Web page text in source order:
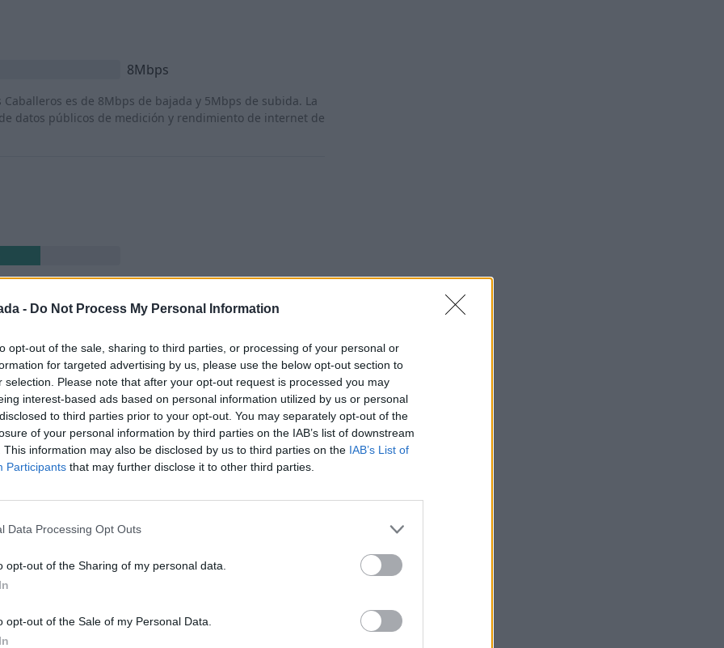
- Do Not Process My Personal Information
opt-out of the sale, sharing to third parties, or processing of your personal or
for targeted advertising by us, please use the below opt-out section to
selection. Please note that after your opt-out request is processed you may
interest-based ads based on personal information utilized by us or personal
to third parties prior to your opt-out. You may separately opt-out of the
of your personal information by third parties on the IAB’s list of downstream
This information may also be disclosed by us to third parties on the IAB’s List of
Participants that may further disclose it to other third parties.
Data Processing Opt Outs
opt-out of the Sharing of my personal data.
opt-out of the Sale of my Personal Data.
8Mbps
es de 8Mbps de bajada y 5Mbps de subida. La
datos públicos de medición y rendimiento de internet de
de los Caballeros.
etc.).
a la atención médica.
las mujeres.